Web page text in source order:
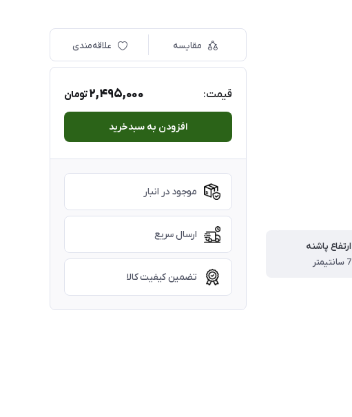
ارتفاع پاشنه
7 سانتیمتر
مقایسه علاقه‌مندی
قیمت: 2,495,000تومان
افزودن به سبدخرید
موجود در انبار
ارسال سریع
تضمین کیفیت کالا